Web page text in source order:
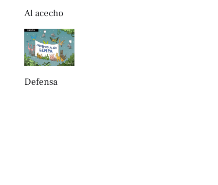
Al acecho
Defensa